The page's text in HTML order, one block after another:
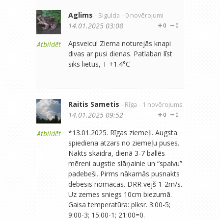
Atbildēt
Aglims - Sigulda - 0 novērojumi
0
0
14.01.2025 03:08
Apsveicu! Ziema noturejās knapi
divas ar pusi dienas. Patlaban līst
sīks lietus, T +1.4°C
Atbildēt
Raitis Sametis - Rīga - 1 novērojums
0
0
14.01.2025 09:52
*13.01.2025. Rīgas ziemeļi. Augsta
spiediena atzars no ziemeļu puses.
Nakts skaidra, dienā 3-7 ballēs
mēreni augstie slāņainie un “spalvu”
padebeši. Pirms nākamās pusnakts
debesis nomācās. DRR vējš 1-2m/s.
Uz zemes sniegs 10cm biezumā.
Gaisa temperatūra: plksr. 3:00-5;
9:00-3; 15:00-1; 21:00=0.